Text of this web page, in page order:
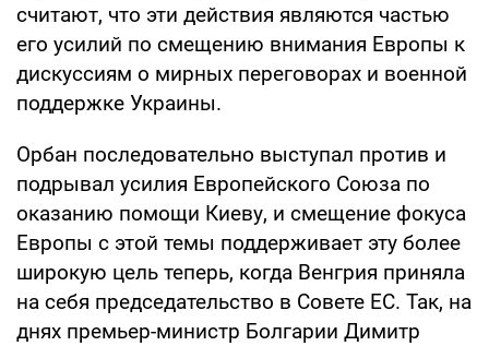
считают, что эти действия являются частью
его усилий по смещению внимания Европы к
дискуссиям о мирных переговорах и военной
поддержке Украины.
Орбан последовательно выступал против и
подрывал усилия Европейского Союза по
оказанию помощи Киеву, и смещение фокуса
Европы с этой темы поддерживает эту более
широкую цель теперь, когда Венгрия приняла
на себя председательство в Совете ЕС. Так, на
днях премьер-министр Болгарии Димитр